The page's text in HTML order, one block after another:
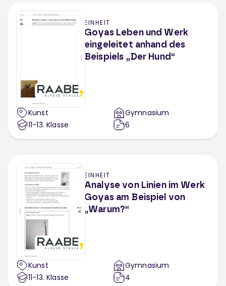
EINHEIT
Goyas Leben und Werk
eingeleitet anhand des
Beispiels „Der Hund“
Kunst
11-13. Klasse
Gymnasium
6
EINHEIT
Analyse von Linien im Werk
Goyas am Beispiel von
„Warum?“
Kunst
11-13. Klasse
Gymnasium
4